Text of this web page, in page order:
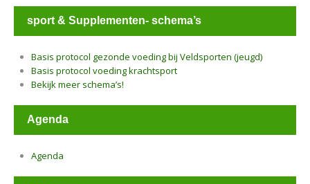
sport & Supplementen- schema’s
Basis protocol gezonde voeding bij Veldsporten (jeugd)
Basis protocol voeding krachtsport
Bekijk meer schema’s!
Agenda
Agenda